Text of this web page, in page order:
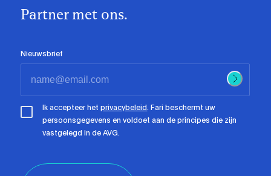
Partner met ons.
Nieuwsbrief
Ik accepteer hetprivacybeleid. Fari beschermt uw
persoonsgegevens en voldoet aan de principes die zijn
vastgelegd in de AVG.